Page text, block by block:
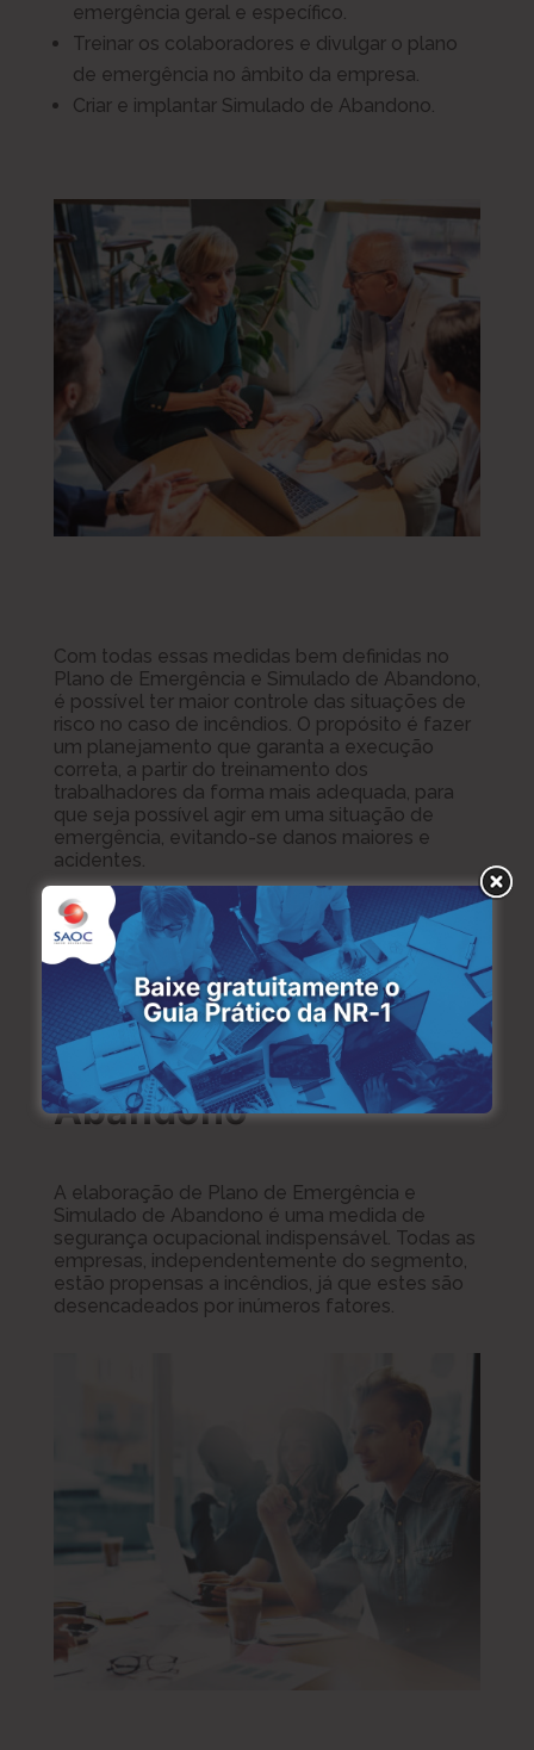
emergência geral e específico.
Treinar os colaboradores e divulgar o plano
de emergência no âmbito da empresa.
Criar e implantar Simulado de Abandono.
Com todas essas medidas bem definidas no
Plano de Emergência e Simulado de Abandono,
é possível ter maior controle das situações de
risco no caso de incêndios. O propósito é fazer
um planejamento que garanta a execução
correta, a partir do treinamento dos
trabalhadores da forma mais adequada, para
que seja possível agir em uma situação de
emergência, evitando-se danos maiores e
acidentes.
Importância da
elaboração de Plano
de Emergência e
Simulado de
Abandono
A elaboração de Plano de Emergência e
Simulado de Abandono é uma medida de
segurança ocupacional indispensável. Todas as
empresas, independentemente do segmento,
estão propensas a incêndios, já que estes são
desencadeados por inúmeros fatores.